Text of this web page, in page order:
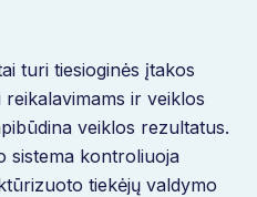
turi tiesioginės įtakos
ir veiklos
veiklos rezultatus.
sistema kontroliuoja
tiekėjų valdymo